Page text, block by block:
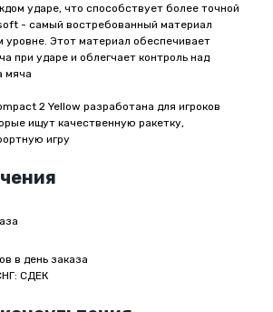
ударе, что способствует более точной
- самый востребованный материал
уровне. Этот материал обеспечивает
при ударе и облегчает контроль над
мяча
2 Yellow разработана для игроков
ищут качественную ракетку,
игру
в день заказа
СДЕК
консультация, помогаем
и решаем любые